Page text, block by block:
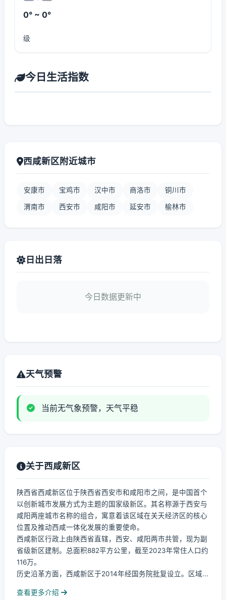
0° ~ 0°
级
今日生活指数
西咸新区附近城市
安康市 宝鸡市 汉中市 商洛市 铜川市
渭南市 西安市 咸阳市 延安市 榆林市
日出日落
今日数据更新中
天气预警
当前无气象预警，天气平稳
关于西咸新区
陕西省西咸新区位于陕西省西安市和咸阳市之间，是中国首个
以创新城市发展方式为主题的国家级新区。其名称源于西安与
咸阳两座城市名称的组合，寓意着该区域在关天经济区的核心
位置及推动西咸一体化发展的重要使命。
西咸新区行政上由陕西省直辖，西安、咸阳两市共管，现为副
省级新区建制。总面积882平方公里，截至2023年常住人口约
116万。
历史沿革方面，西咸新区于2014年经国务院批复设立。区域...
查看更多介绍